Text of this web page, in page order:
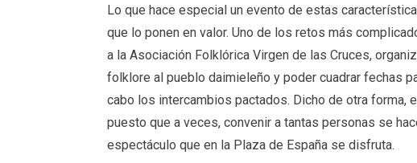
Lo que hace especial un evento de estas
que lo ponen en valor. Uno de los retos más
a la Asociación Folklórica Virgen de las Cruces,
folklore al pueblo daimieleño y poder cuadrar fechas
cabo los intercambios pactados. Dicho de otra forma,
puesto que a veces, convenir a tantas personas se
espectáculo que en la Plaza de España se disfruta.